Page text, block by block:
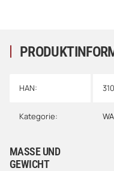
HAN:
Kategorie:
MASSE UND G
EWICHT